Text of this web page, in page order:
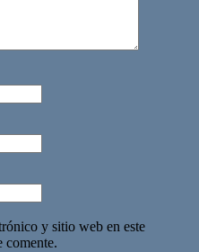
y sitio web en este
comente.